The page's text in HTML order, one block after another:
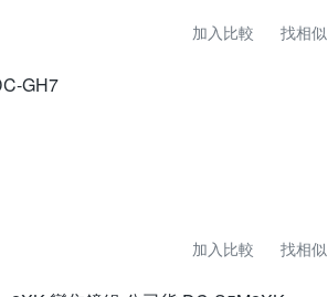
加入比較 找相似
GH7
加入比較 找相似